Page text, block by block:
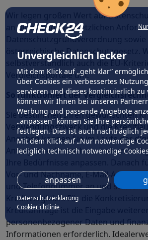
Unvergleichlich lecker
Mit dem Klick auf „geht klar”
über Cookies ein verbessertes
servieren und dieses kontinuierlich zu
können wir Ihnen bei unseren
Werbung und passende Angebote
„anpassen” können Sie Ihre
festlegen. Dies ist auch nachträglich
Mit dem Klick auf „Nur notwendige
lediglich technisch notwendige
anpassen
Datenschutzerklärung
Cookierichtlinie
Wir legen großen Wert auf
an die strengen gesetzlichen
Datenschutzgrundverordnung sowie
österreichische Datenschutzgesetz.
selbstverständlich auch die EU-
Vergleichsportale um.
So funktioniert der
Sie bestimmen Ihren gewünschten
Verwendungszweck und die
Angaben können Sie im Laufe der
Antragsstrecke noch verändern und
Vor- und Nachname, E-Mail-
und Telefonnummer an und starten
Kreditvergleich. Für die
Kreditanfrage ist die Eingabe weiterer
personenbezogener Daten und
Informationen erforderlich.